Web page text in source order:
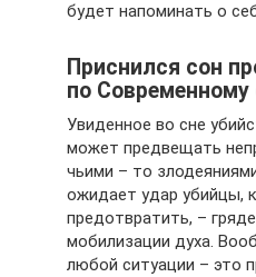
будет напоминать о
Приснился сон
по Современному
Увиденное во сне
может предвещать
чьими – то
ожидает удар убийцы,
предотвратить, –
мобилизации духа.
любой ситуации – это